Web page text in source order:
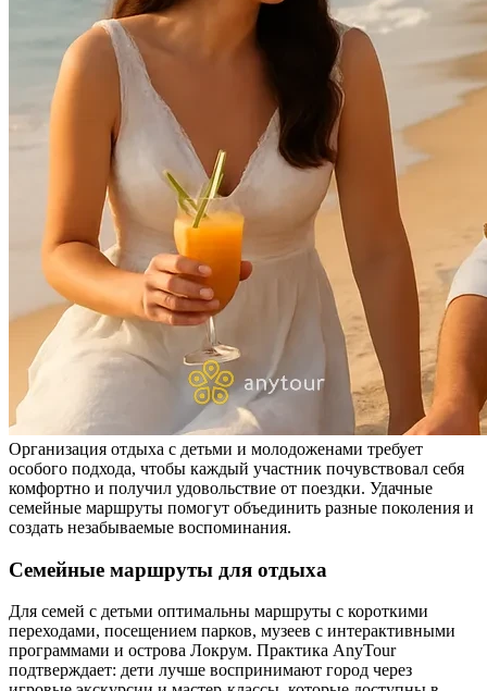
Организация отдыха с детьми и молодоженами требует
особого подхода, чтобы каждый участник почувствовал себя
комфортно и получил удовольствие от поездки. Удачные
семейные маршруты помогут объединить разные поколения и
создать незабываемые воспоминания.
Семейные маршруты для отдыха
Для семей с детьми оптимальны маршруты с короткими
переходами, посещением парков, музеев с интерактивными
программами и острова Локрум. Практика AnyTour
подтверждает: дети лучше воспринимают город через